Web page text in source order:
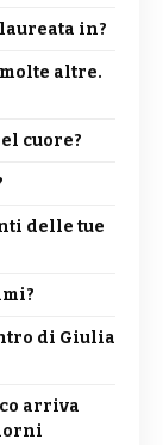
in?
altre.
cuore?
delle tue
di Giulia
arriva